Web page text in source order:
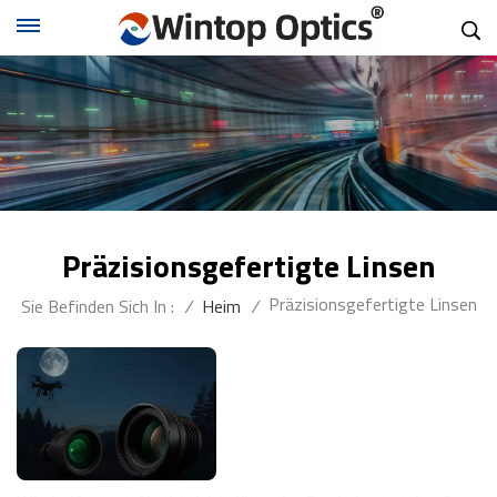
Präzisionsgefertigte Linsen
Sie Befinden Sich In : / Heim / Präzisionsgefertigte Linsen